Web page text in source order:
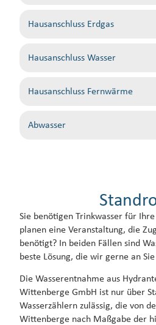
Hausanschluss Erdgas
Hausanschluss Wasser
Hausanschluss Fernwärme
Abwasser
Sie benötigen Trinkwasser für
planen eine Veranstaltung, die
benötigt? In beiden Fällen sind
beste Lösung, die wir gerne an
Die Wasserentnahme aus
Wittenberge GmbH ist nur über
Wasserzählern zulässig, die von
Wittenberge nach Maßgabe der